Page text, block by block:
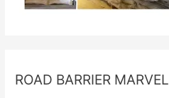
ROAD BARRIER MARVEL